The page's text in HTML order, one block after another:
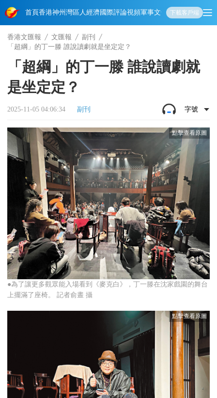
首頁香港神州 灣區人經濟國際評論視頻軍事文化 娛樂生活教育體
下載客戶端
香港文匯報 文匯報
副刊
「超綱」的丁一滕 誰說讀劇就是坐定定？
「超綱」的丁一滕 誰說讀劇就
是坐定定？
2025-11-05 04:06:34 副刊 字號
●為了讓更多觀眾能入場看到《麥克白》，丁一滕在沈家戲園的舞台
上擺滿了座椅。 記者俞晝 攝